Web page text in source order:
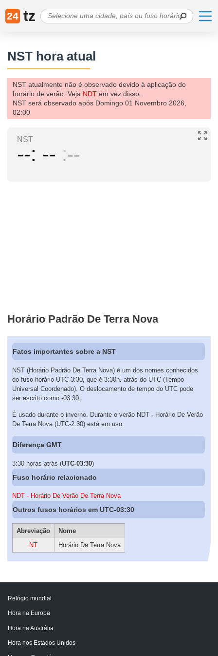
24 tz
NST hora atual
NST atualmente não é observado devido à aplicação do
horário de verão. Veja NDT em vez disso.
NST será observado após Domingo 01 Novembro 2026,
02:00
NST
-- -- --
Horário Padrão De Terra Nova
Fatos importantes sobre a NST
NST (Horário Padrão De Terra Nova) é um dos nomes conhecidos
do fuso horário UTC-3:30, que é 3:30h. atrás do UTC (Tempo
Universal Coordenado). O deslocamento de tempo do UTC pode
ser escrito como -03:30.
É usado durante o inverno. Durante o verão NDT - Horário De Verão
De Terra Nova (UTC-2:30) está em uso.
Diferença GMT
3:30 horas atrás (UTC-03:30)
Fuso horário relacionado
NDT - Horário De Verão De Terra Nova
Outros fusos horários em UTC-03:30
Abreviação
Nome
NT
Horário Da Terra Nova
Relógio mundial
Hora na Europa
Hora na Austrália
Hora nos Estados Unidos